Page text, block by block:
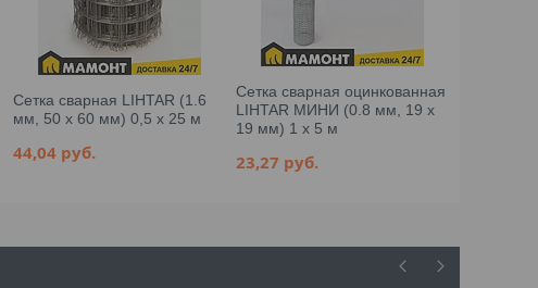
Сетка сварная LIHTAR (1.6
мм, 50 x 60 мм) 0,5 x 25 м
44,04 руб.
Сетка сварная оцинкованная
LIHTAR МИНИ (0.8 мм, 19 x
19 мм) 1 x 5 м
23,27 руб.